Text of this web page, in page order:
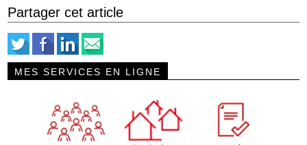
Partager cet article
MES SERVICES EN LIGNE